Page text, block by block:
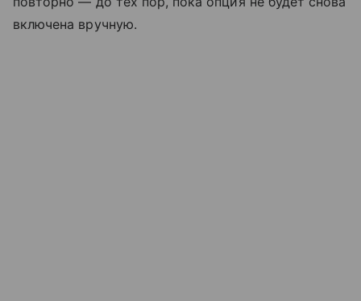
включена вручную.